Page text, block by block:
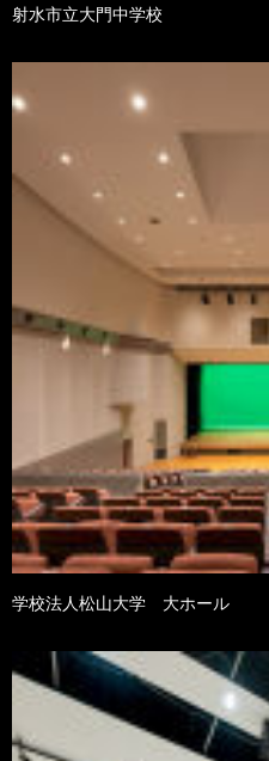
射水市立大門中学校
学校法人松山大学 大ホール